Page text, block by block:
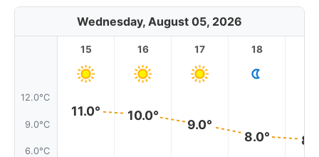
Wednesday, August 05, 2026
12.0°C
9.0°C
6.0°C
15
11.0°
16
10.0°
17
9.0°
18
8.0°